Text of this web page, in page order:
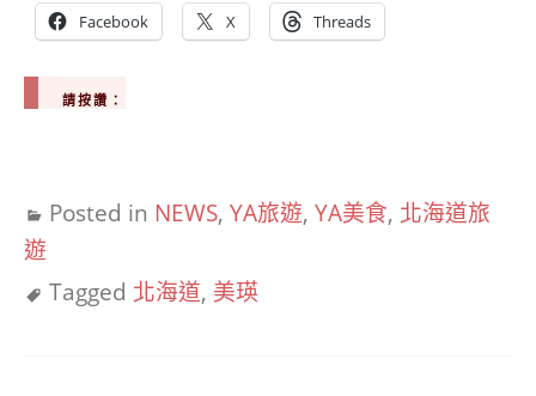
Facebook X Threads
請按讚：
Posted in NEWS, YA旅遊, YA美食, 北海道旅
遊
Tagged 北海道, 美瑛